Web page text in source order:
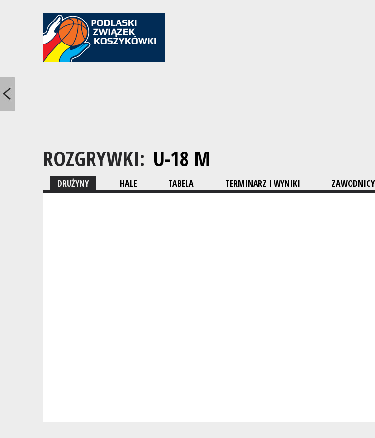
ROZGRYWKI: U-18 M
DRUŻYNY HALE TABELA TERMINARZ I WYNIKI ZAWODNICY